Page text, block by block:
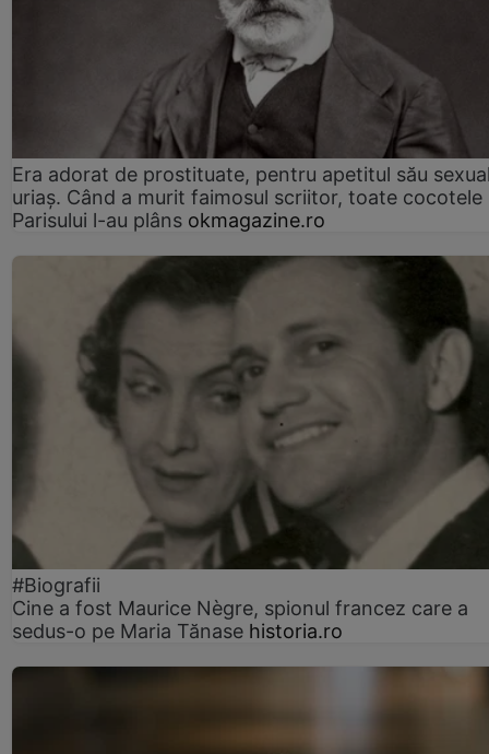
Era adorat de prostituate, pentru apetitul său
uriaș. Când a murit faimosul scriitor, toate cocotele
Parisului l-au plâns okmagazine.ro
#Biografii
Cine a fost Maurice Nègre, spionul francez care a
sedus-o pe Maria Tănase historia.ro